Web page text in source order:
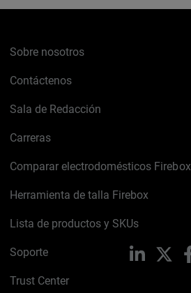
Sobre nosotros
Contáctenos
Sala de Redacción
Carreras
Comparar electrodomésticos Firebox
Herramienta de talla Firebox
Lista de productos y SKUs
Soporte
Trust Center
LinkedIn